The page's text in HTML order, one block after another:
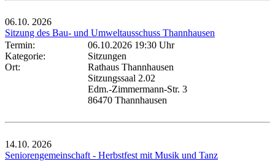
06.10. 2026
Sitzung des Bau- und Umweltausschuss Thannhausen
Termin:
06.10.2026 19:30 Uhr
Kategorie:
Sitzungen
Ort:
Rathaus Thannhausen
Sitzungssaal 2.02
Edm.-Zimmermann-Str. 3
86470 Thannhausen
14.10. 2026
Seniorengemeinschaft - Herbstfest mit Musik und Tanz